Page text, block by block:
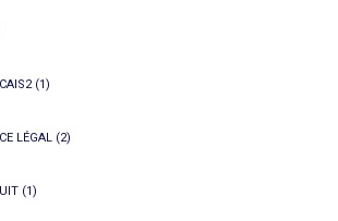
(1)
LÉGAL (2)
(1)